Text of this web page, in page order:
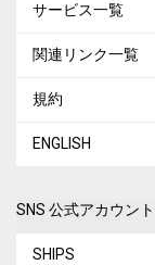
サービス一覧
関連リンク一覧
規約
ENGLISH
SNS 公式アカウント
SHIPS